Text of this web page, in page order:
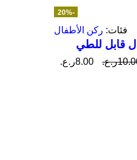
-20%
مميز
فئات: ركن الأطفال
قابل للطي
ر.ع. 8.00ر.ع.